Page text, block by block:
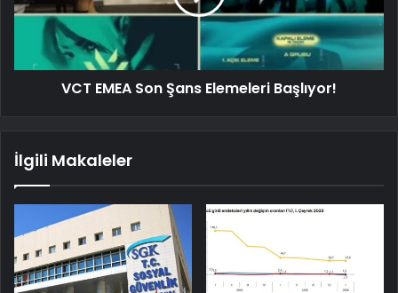
VCT EMEA Son Şans Elemeleri Başlıyor!
İlgili Makaleler